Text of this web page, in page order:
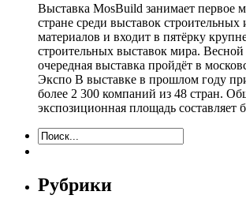
Выставка MosBuild занимает первое
стране среди выставок
материалов и входит в пятёрку
строительных выставок мира. Весной
очередная выставка пройдёт в
Экспо В выставке в прошлом году
более 2 300 компаний из 48 стран.
экспозиционная площадь составляет
Рубрики